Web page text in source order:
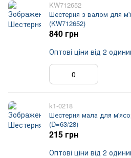
KW712652
Шестерня з валом для
(KW712652)
840 грн
Оптові ціни від 2
k1-0218
Шестерня мала для
(D=63/28)
215 грн
Оптові ціни від 2